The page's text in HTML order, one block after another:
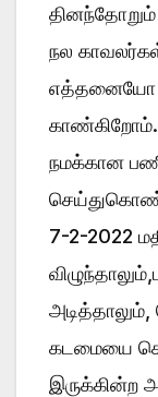
நல
எத்தனையோ
நமக்கான
7-2-2022
அடித்தாலும்,
கடமையை
இருக்கின்ற